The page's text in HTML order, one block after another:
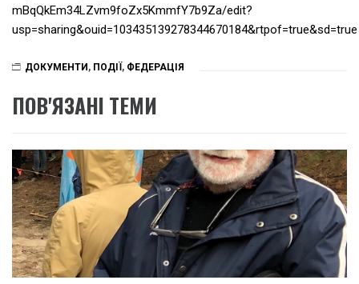
mBqQkEm34LZvm9foZx5KmmfY7b9Za/edit?
usp=sharing&ouid=103435139278344670184&rtpof=true&sd=true
ДОКУМЕНТИ, ПОДІЇ, ФЕДЕРАЦІЯ
ПОВ'ЯЗАНІ ТЕМИ